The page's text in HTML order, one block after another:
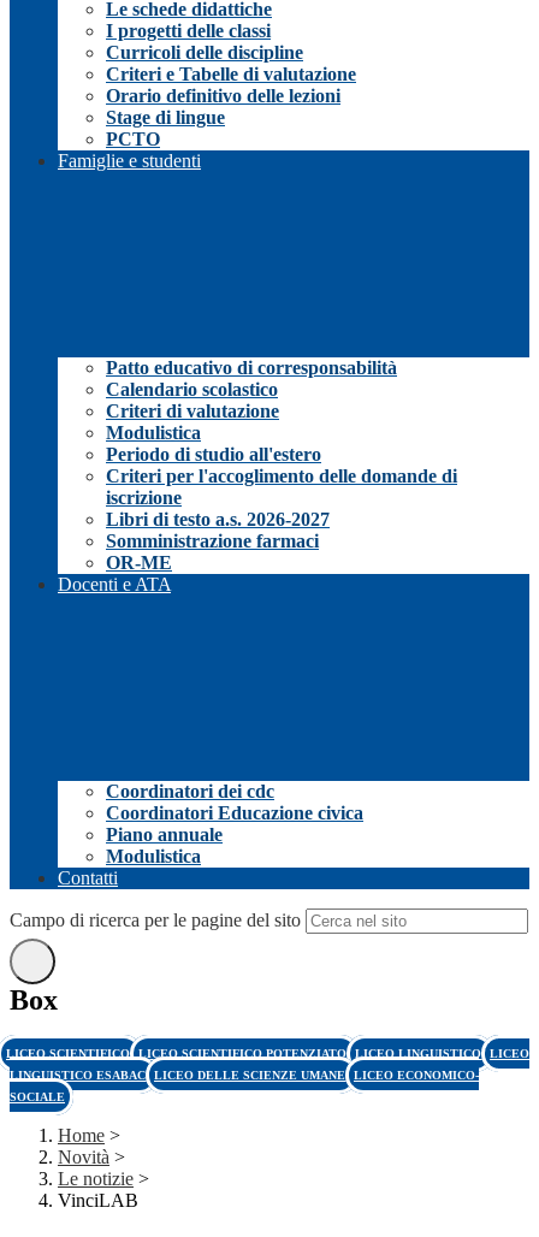
Le schede didattiche
I progetti delle classi
Curricoli delle discipline
Criteri e Tabelle di valutazione
Orario definitivo delle lezioni
Stage di lingue
PCTO
Famiglie e studenti
Patto educativo di corresponsabilità
Calendario scolastico
Criteri di valutazione
Modulistica
Periodo di studio all'estero
Criteri per l'accoglimento delle domande di
iscrizione
Libri di testo a.s. 2026-2027
Somministrazione farmaci
OR-ME
Docenti e ATA
Coordinatori dei cdc
Coordinatori Educazione civica
Piano annuale
Modulistica
Contatti
Campo di ricerca per le pagine del sito
Box
LICEO SCIENTIFICO LICEO SCIENTIFICO POTENZIATO LICEO LINGUISTICO LICEO
LINGUISTICO ESABAC LICEO DELLE SCIENZE UMANE LICEO ECONOMICO-
SOCIALE
Home >
Novità >
Le notizie >
VinciLAB